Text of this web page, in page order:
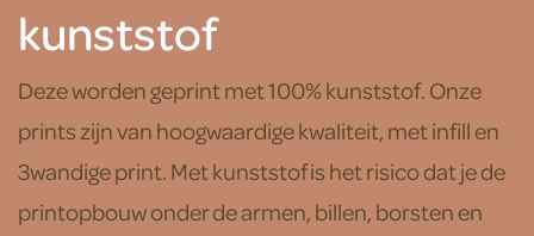
kunststof
Deze worden geprint met 100% kunststof. Onze
prints zijn van hoogwaardige kwaliteit, met infill en
3wandige print. Met kunststof is het risico dat je de
printopbouw onder de armen, billen, borsten en